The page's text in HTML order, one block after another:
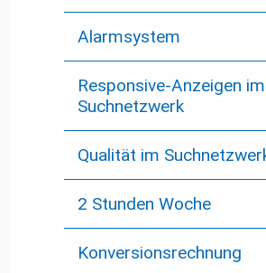
Alarmsystem
Responsive-Anzeigen im
Suchnetzwerk
Qualität im
2 Stunden Woche
Konversionsrechnung